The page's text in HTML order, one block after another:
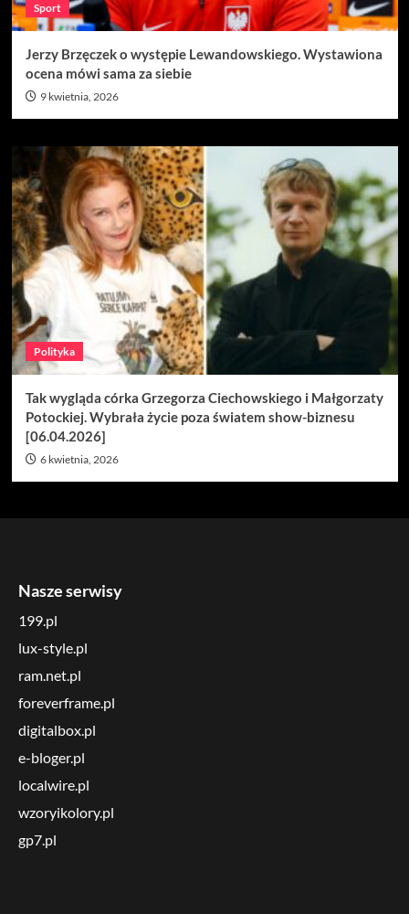
Sport
Jerzy Brzęczek o występie Lewandowskiego. Wystawiona
ocena mówi sama za siebie
9 kwietnia, 2026
Polityka
Tak wygląda córka Grzegorza Ciechowskiego i Małgorzaty
Potockiej. Wybrała życie poza światem show-biznesu
[06.04.2026]
6 kwietnia, 2026
Nasze serwisy
199.pl
lux-style.pl
ram.net.pl
foreverframe.pl
digitalbox.pl
e-bloger.pl
localwire.pl
wzoryikolory.pl
gp7.pl